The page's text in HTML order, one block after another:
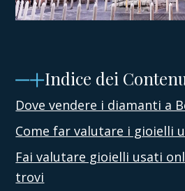
Indice dei
Dove vendere i diamanti a
Come far valutare i gioielli
Fai valutare gioielli usati
trovi